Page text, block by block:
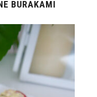
BURAKAMI